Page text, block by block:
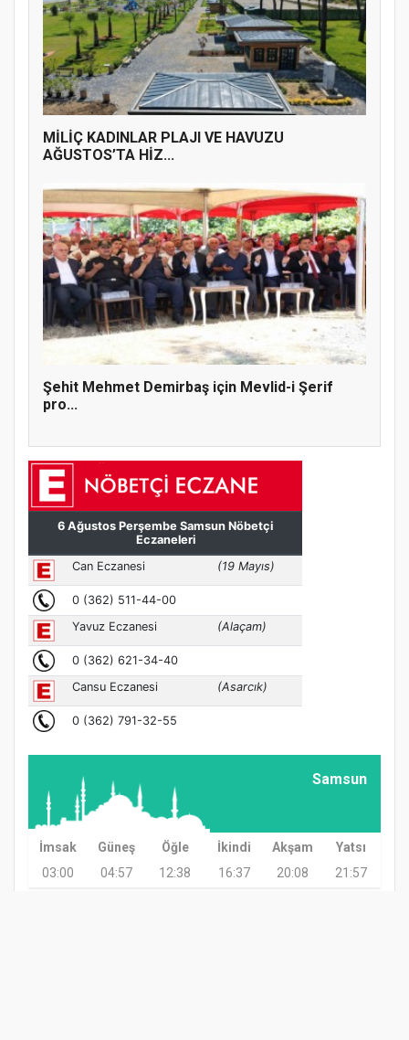
MİLİÇ KADINLAR PLAJI VE HAVUZU
AĞUSTOS’TA HİZ...
Şehit Mehmet Demirbaş için Mevlid-i Şerif
pro...
Samsun
İmsak Güneş Öğle İkindi Akşam
Yatsı
03:00
04:57 12:38 16:37 20:08 21:57